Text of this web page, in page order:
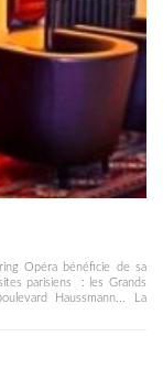
Opéra bénéficie de sa
parisiens : les Grands
Haussmann... La